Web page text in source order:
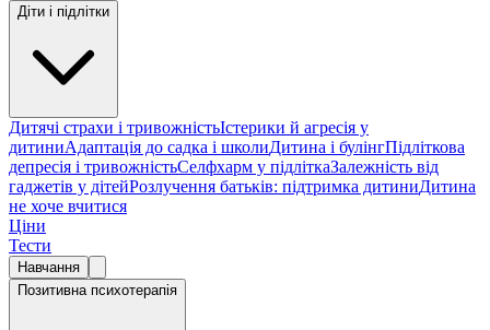
Діти і підлітки
Дитячі страхи і тривожністьІстерики й агресія у
дитиниАдаптація до садка і школиДитина і булінгПідліткова
депресія і тривожністьСелфхарм у підліткаЗалежність від
гаджетів у дітейРозлучення батьків: підтримка дитиниДитина
не хоче вчитися
Ціни
Тести
Навчання
Позитивна психотерапія